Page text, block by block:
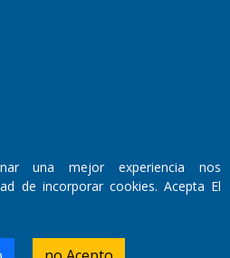
855,
una mejor experiencia nos
de incorporar cookies. Acepta El